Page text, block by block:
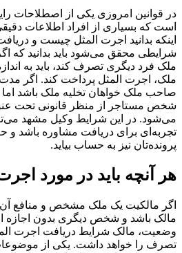
در قوانین امروزی یکی از اصطلاحات
است که بسیاری از افراد اطلاعات
اینکه بدانید اجرت المثل چیست و
شرایطی محقق می‌شود باید بدانید که
ملک فرد دیگری تصرف کند، باید به
ملک، اجرت المثل پرداخت کند. اگر مدت
صاحب ملک خواهان تخلیه ملک باشد
شخص مستاجر از منظر قانونی تحت
می‌شود. در این شرایط وکیل مشهد
تجربه‌ای برای دریافت مشاوره باشد و
پرونده‌تان نیز به حساب بیاید.
هر آنچه باید در مورد
اگر مالکیت یک ملک مشخص و منافع
مالک باشد و شخص دیگری بدون اجازه
وضعیت، مالک شرایط دریافت اجرت
تصرف را خواهد داشت. یکی از